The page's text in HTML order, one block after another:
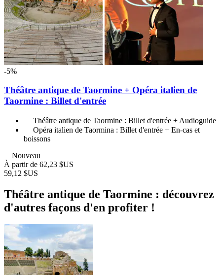
-5%
Théâtre antique de Taormine + Opéra italien de
Taormine : Billet d'entrée
Théâtre antique de Taormine : Billet d'entrée + Audioguide
Opéra italien de Taormina : Billet d'entrée + En-cas et
boissons
Nouveau
À partir de 62,23 $US
59,12 $US
Théâtre antique de Taormine : découvrez
d'autres façons d'en profiter !